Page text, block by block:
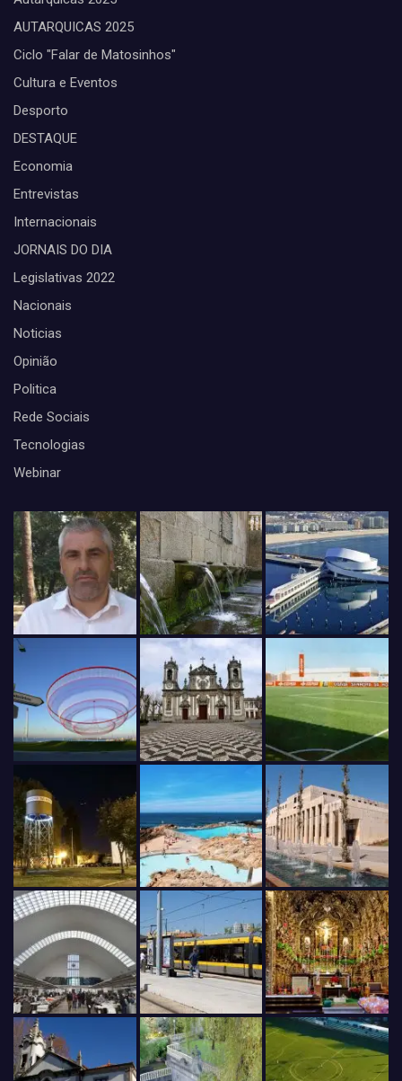
AUTARQUICAS 2025
Ciclo "Falar de Matosinhos"
Cultura e Eventos
Desporto
DESTAQUE
Economia
Entrevistas
Internacionais
JORNAIS DO DIA
Legislativas 2022
Nacionais
Noticias
Opinião
Politica
Rede Sociais
Tecnologias
Webinar